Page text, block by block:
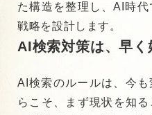
た構造 を整理し、AI時代
戦略を設計します。
AI検索対策は、早
AI検索のルールは、今も
らこそ、まず現状を知